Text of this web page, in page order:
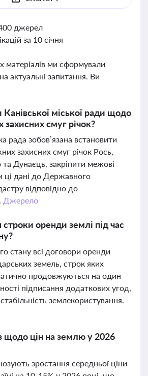
джерел
за 10 січня
матеріалів ми сформували
актуальні запитання. Ви
Канівської міської ради щодо
смуг річок?
рада зобов’язана встановити
захисних смуг річок Рось,
Дунаєць, закріпити межові
ці дані до Державного
відповідно до
Джерело
оренди землі під час
стану всі договори оренди
земель, строк яких
продовжуються на один
підписання додаткових угод,
землекористування.
щодо цін на землю у 2026
зростання середньої ціни